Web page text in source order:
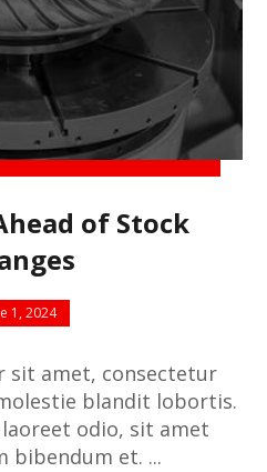
of Stock
1, 2024
sit amet, consectetur
blandit lobortis.
odio, sit amet
bibendum et. ...